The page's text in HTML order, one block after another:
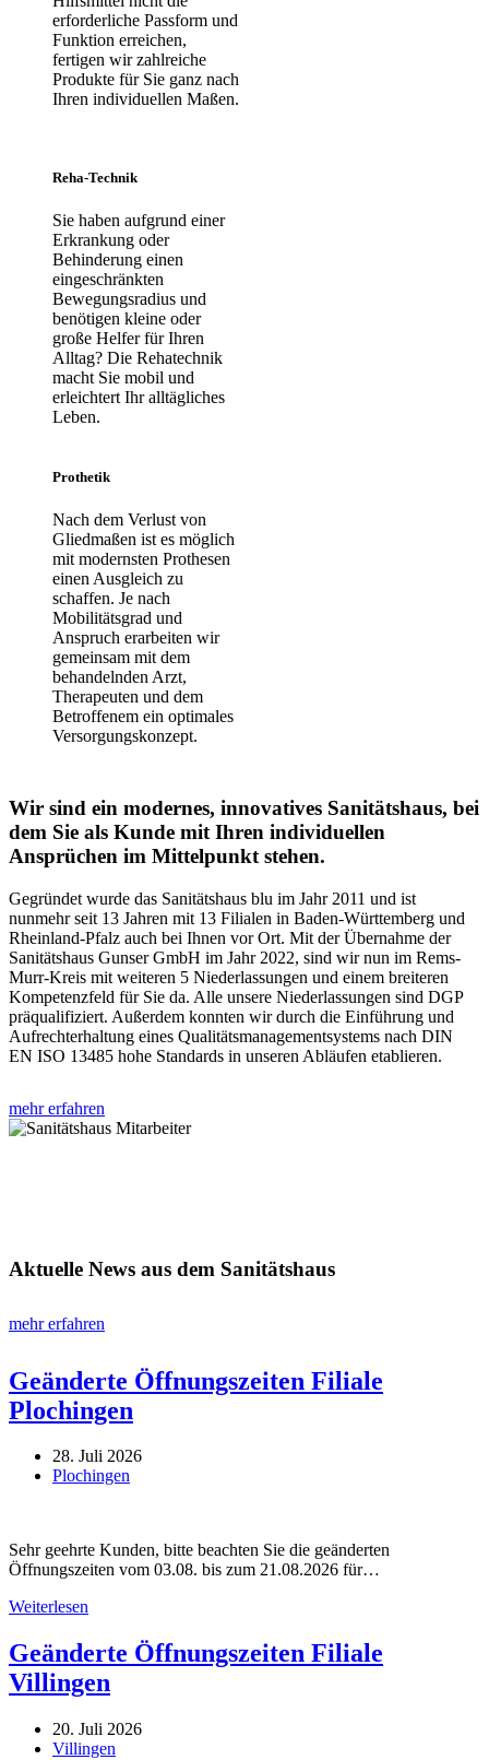
erforderliche Passform und
Funktion erreichen,
fertigen wir zahlreiche
Produkte für Sie ganz nach
Ihren individuellen Maßen.
Reha-Technik
Sie haben aufgrund einer
Erkrankung oder
Behinderung einen
eingeschränkten
Bewegungsradius und
benötigen kleine oder
große Helfer für Ihren
Alltag? Die Rehatechnik
macht Sie mobil und
erleichtert Ihr alltägliches
Leben.
Prothetik
Nach dem Verlust von
Gliedmaßen ist es möglich
mit modernsten Prothesen
einen Ausgleich zu
schaffen. Je nach
Mobilitätsgrad und
Anspruch erarbeiten wir
gemeinsam mit dem
behandelnden Arzt,
Therapeuten und dem
Betroffenem ein optimales
Versorgungskonzept.
Wir sind ein modernes, innovatives Sanitätshaus, bei
dem Sie als Kunde mit Ihren individuellen
Ansprüchen im Mittelpunkt stehen.
Gegründet wurde das Sanitätshaus blu im Jahr 2011 und ist
nunmehr seit 13 Jahren mit 13 Filialen in Baden-Württemberg und
Rheinland-Pfalz auch bei Ihnen vor Ort. Mit der Übernahme der
Sanitätshaus Gunser GmbH im Jahr 2022, sind wir nun im Rems-
Murr-Kreis mit weiteren 5 Niederlassungen und einem breiteren
Kompetenzfeld für Sie da. Alle unsere Niederlassungen sind DGP
präqualifiziert. Außerdem konnten wir durch die Einführung und
Aufrechterhaltung eines Qualitätsmanagementsystems nach DIN
EN ISO 13485 hohe Standards in unseren Abläufen etablieren.
mehr erfahren
Aktuelle News aus dem Sanitätshaus
mehr erfahren
Geänderte Öffnungszeiten Filiale
Plochingen
28. Juli 2026
Plochingen
Sehr geehrte Kunden, bitte beachten Sie die geänderten
Öffnungszeiten vom 03.08. bis zum 21.08.2026 für…
Weiterlesen
Filiale
Plochingen
Geänderte Öffnungszeiten Filiale
Villingen
20. Juli 2026
Villingen